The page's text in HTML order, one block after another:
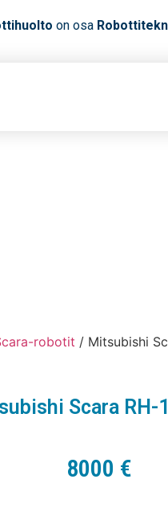
on osa
robotit / Mitsubishi
Scara RH-
8000 €